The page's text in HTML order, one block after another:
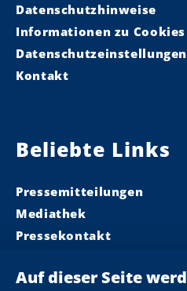
Datenschutzhinweise
Informationen zu Cookies
Datenschutzeinstellungen
Kontakt
Beliebte Links
Pressemitteilungen
Mediathek
Pressekontakt
Landeskabinett